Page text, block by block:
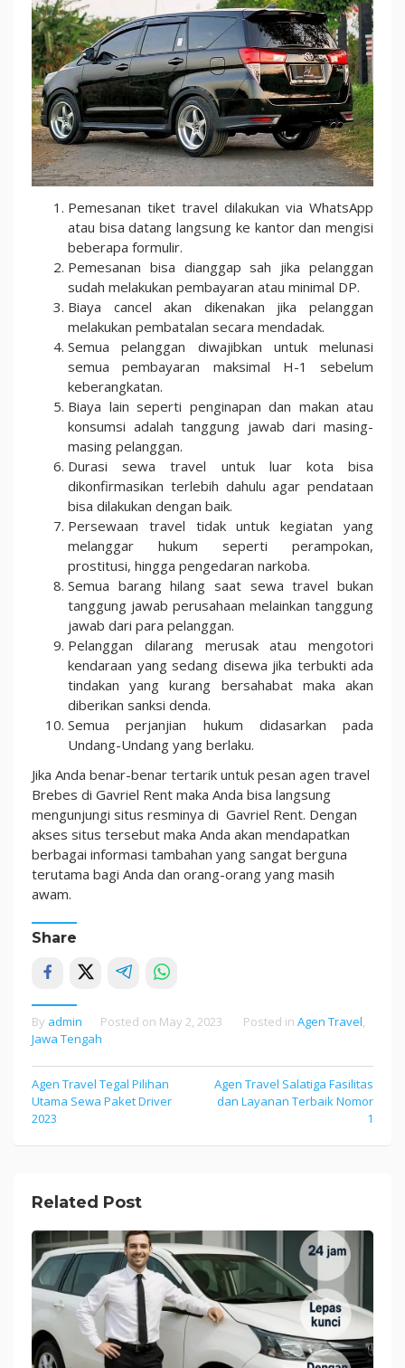
Pemesanan tiket travel dilakukan via WhatsApp
atau bisa datang langsung ke kantor dan mengisi
beberapa formulir.
Pemesanan bisa dianggap sah jika pelanggan
sudah melakukan pembayaran atau minimal DP.
Biaya cancel akan dikenakan jika pelanggan
melakukan pembatalan secara mendadak.
Semua pelanggan diwajibkan untuk melunasi
semua pembayaran maksimal H-1 sebelum
keberangkatan.
Biaya lain seperti penginapan dan makan atau
konsumsi adalah tanggung jawab dari masing-
masing pelanggan.
Durasi sewa travel untuk luar kota bisa
dikonfirmasikan terlebih dahulu agar pendataan
bisa dilakukan dengan baik.
Persewaan travel tidak untuk kegiatan yang
melanggar hukum seperti perampokan,
prostitusi, hingga pengedaran narkoba.
Semua barang hilang saat sewa travel bukan
tanggung jawab perusahaan melainkan tanggung
jawab dari para pelanggan.
Pelanggan dilarang merusak atau mengotori
kendaraan yang sedang disewa jika terbukti ada
tindakan yang kurang bersahabat maka akan
diberikan sanksi denda.
Semua perjanjian hukum didasarkan pada
Undang-Undang yang berlaku.
Jika Anda benar-benar tertarik untuk pesan agen travel
Brebes di Gavriel Rent maka Anda bisa langsung
mengunjungi situs resminya di Gavriel Rent. Dengan
akses situs tersebut maka Anda akan mendapatkan
berbagai informasi tambahan yang sangat berguna
terutama bagi Anda dan orang-orang yang masih
awam.
Share
By admin Posted on May 2, 2023 Posted in Agen Travel,
Jawa Tengah
Post
navigation
Agen Travel Tegal Pilihan
Utama Sewa Paket Driver
2023
Agen Travel Salatiga Fasilitas
dan Layanan Terbaik Nomor
1
Related Post